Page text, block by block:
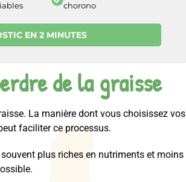
chorono
EN 2 MINUTES
de la graisse
La manière dont vous choisissez vos
faciliter ce processus.
plus riches en nutriments et moins